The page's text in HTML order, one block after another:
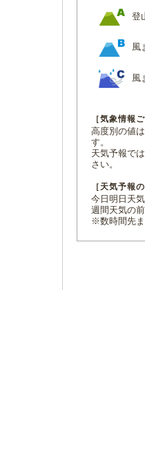
登
風
風
［気象情報
高度別の値
す。
天気予報で
さい。
［天気予報
今日明日天
週間天気の
※数時間先ま